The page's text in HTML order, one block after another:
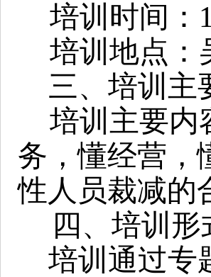
培训时间：
培训地点：
三、培训主
培训主要内
务，懂经营，
性人员裁减的
四、培训形
培训通过专